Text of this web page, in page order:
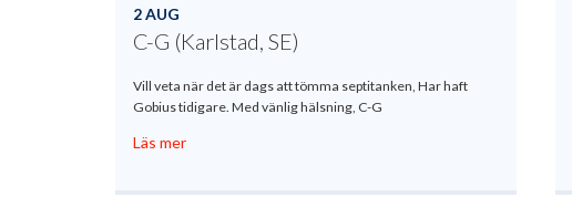
2 AUG
C-G (Karlstad, SE)
Vill veta när det är dags att tömma septitanken, Har haft
Gobius tidigare. Med vänlig hälsning, C-G
Läs mer